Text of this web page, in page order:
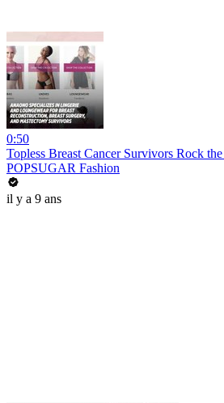
0:50
Topless Breast Cancer Survivors Rock
POPSUGAR Fashion
il y a 9 ans